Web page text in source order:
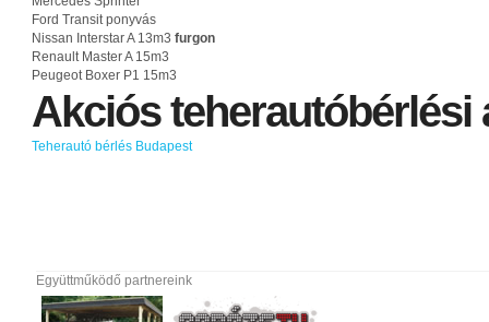
Ford Transit ponyvás
Nissan Interstar A 13m3 furgon
Renault Master A 15m3
Peugeot Boxer P1 15m3
Akciósteherautóbérlési
Teherautó bérlés Budapest
Együttműködő partnereink